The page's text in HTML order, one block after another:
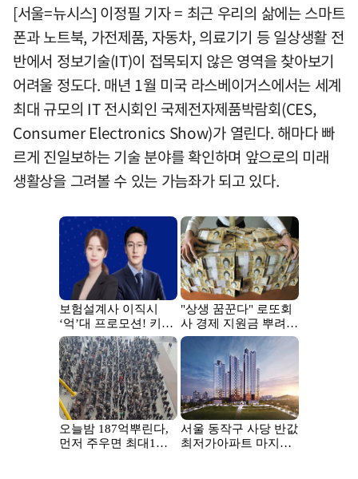
[서울=뉴시스] 이정필 기자 = 최근 우리의 삶에는 스마트
폰과 노트북, 가전제품, 자동차, 의료기기 등 일상생활 전
반에서 정보기술(IT)이 접목되지 않은 영역을 찾아보기
어려울 정도다. 매년 1월 미국 라스베이거스에서는 세계
최대 규모의 IT 전시회인 국제전자제품박람회(CES,
Consumer Electronics Show)가 열린다. 해마다 빠
르게 진일보하는 기술 분야를 확인하며 앞으로의 미래
생활상을 그려볼 수 있는 가늠좌가 되고 있다.